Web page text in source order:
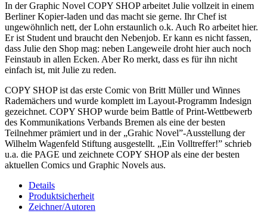
In der Graphic Novel COPY SHOP arbeitet Julie vollzeit in einem
Berliner Kopier-laden und das macht sie gerne. Ihr Chef ist
ungewöhnlich nett, der Lohn erstaunlich o.k. Auch Ro arbeitet hier.
Er ist Student und braucht den Nebenjob. Er kann es nicht fassen,
dass Julie den Shop mag: neben Langeweile droht hier auch noch
Feinstaub in allen Ecken. Aber Ro merkt, dass es für ihn nicht
einfach ist, mit Julie zu reden.
COPY SHOP ist das erste Comic von Britt Müller und Winnes
Rademächers und wurde komplett im Layout-Programm Indesign
gezeichnet. COPY SHOP wurde beim Battle of Print-Wettbewerb
des Kommunikations Verbands Bremen als eine der besten
Teilnehmer prämiert und in der „Grahic Novel”-Ausstellung der
Wilhelm Wagenfeld Stiftung ausgestellt. „Ein Volltreffer!” schrieb
u.a. die PAGE und zeichnete COPY SHOP als eine der besten
aktuellen Comics und Graphic Novels aus.
Details
Produktsicherheit
Zeichner/Autoren